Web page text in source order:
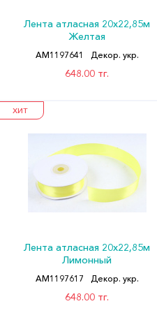
Лента атласная 20х22,85м
Желтая
АМ1197641 Декор. укр.
648.00 тг.
ХИТ
Лента атласная 20х22,85м
Лимонный
АМ1197617 Декор. укр.
648.00 тг.